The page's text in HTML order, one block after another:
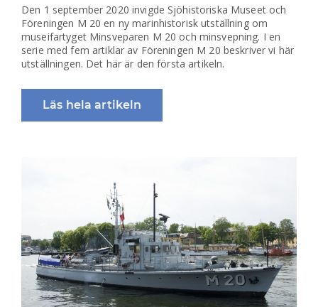
Den 1 september 2020 invigde Sjöhistoriska Museet och
Föreningen M 20 en ny marinhistorisk utställning om
museifartyget Minsveparen M 20 och minsvepning. I en
serie med fem artiklar av Föreningen M 20 beskriver vi här
utställningen. Det här är den första artikeln.
Läs hela artikeln